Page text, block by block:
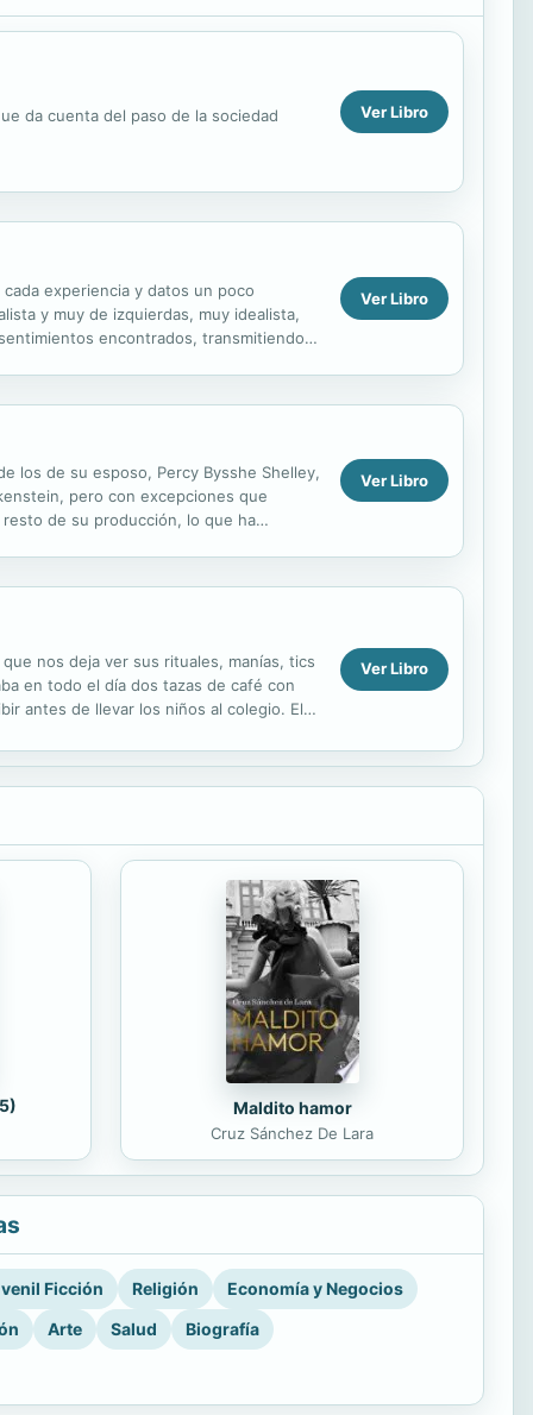
da cuenta del paso de la sociedad Ver Libro
experiencia y datos un poco
y muy de izquierdas, muy idealista,
encontrados, transmitiendo
Ver Libro
los de su esposo, Percy Bysshe Shelley,
pero con excepciones que
de su producción, lo que ha
Ver Libro
nos deja ver sus rituales, manías, tics
en todo el día dos tazas de café con
antes de llevar los niños al colegio. El
Ver Libro
Maldito hamor
Cruz Sánchez De Lara
Ficción Religión
Economía y Negocios
Arte Salud Biografía